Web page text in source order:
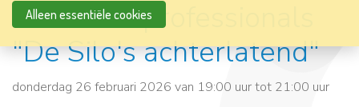
Informatieprofessionals
"De Silo's achterlatend"
donderdag 26 februari 2026 van 19:00 uur tot 21:00 uur
Alleen essentiële cookies